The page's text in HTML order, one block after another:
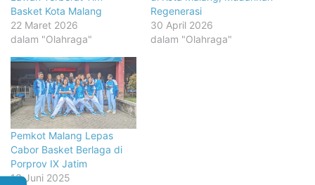
Basket Kota Malang
22 Maret 2026
dalam "Olahraga"
Regenerasi
30 April 2026
dalam "Olahraga"
Pemkot Malang Lepas
Cabor Basket Berlaga di
Porprov IX Jatim
13 Juni 2025